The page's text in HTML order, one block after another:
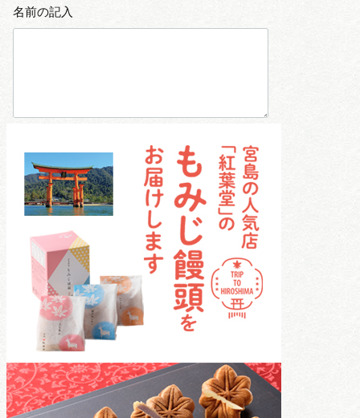
名前の記入